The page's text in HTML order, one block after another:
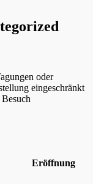
oder
eingeschränkt
Eröffnung